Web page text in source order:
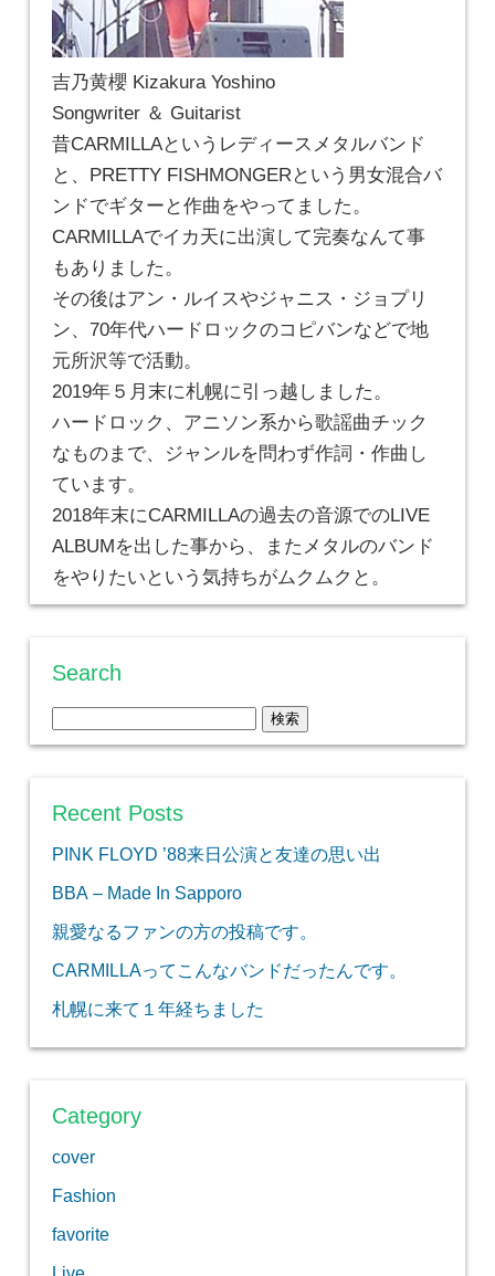
吉乃黄櫻 Kizakura Yoshino
Songwriter ＆ Guitarist
昔CARMILLAというレディースメタルバンド
と、PRETTY FISHMONGERという男女混合バ
ンドでギターと作曲をやってました。
CARMILLAでイカ天に出演して完奏なんて事
もありました。
その後はアン・ルイスやジャニス・ジョプリ
ン、70年代ハードロックのコピバンなどで地
元所沢等で活動。
2019年５月末に札幌に引っ越しました。
ハードロック、アニソン系から歌謡曲チック
なものまで、ジャンルを問わず作詞・作曲し
ています。
2018年末にCARMILLAの過去の音源でのLIVE
ALBUMを出した事から、またメタルのバンド
をやりたいという気持ちがムクムクと。
Search
索:
Recent Posts
PINK FLOYD ’88来日公演と友達の思い出
BBA – Made In Sapporo
親愛なるファンの方の投稿です。
CARMILLAってこんなバンドだったんです。
札幌に来て１年経ちました
Category
cover
Fashion
favorite